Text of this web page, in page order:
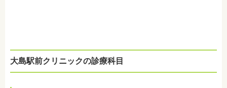
大島駅前クリニックの診療科目